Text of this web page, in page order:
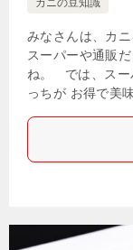
カニの豆知識
みなさんは、カ
スーパーや通販
ね。 では、スー
っちが お得で美